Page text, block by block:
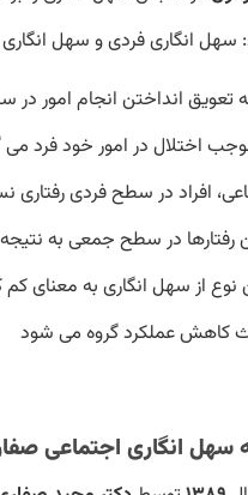
انگاری فردی و سهل
تعویق انداختن انجام امور
اختلال در امور خود فرد می
افراد در سطح فردی رفتاری
رفتارها در سطح جمعی به
از سهل انگاری به معنای کم
کاهش عملکرد گروه می شود
انگاری اجتماعی